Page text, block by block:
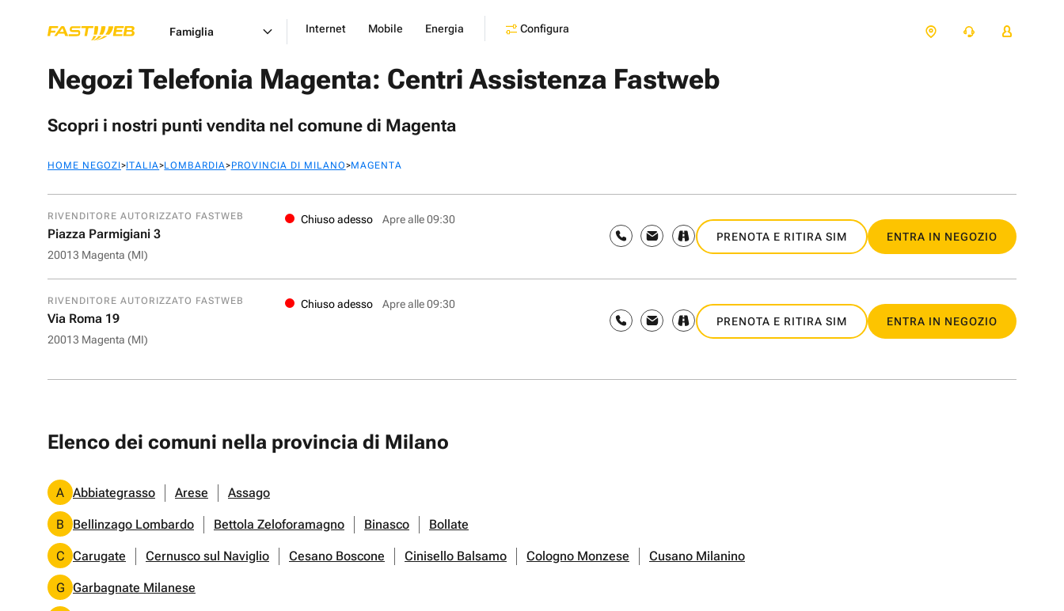
Famiglia Internet Mobile Energia Configura
Negozi Telefonia Magenta: Centri Assistenza Fastweb
Scopri i nostri punti vendita nel comune di Magenta
HOME NEGOZI>ITALIA>LOMBARDIA>PROVINCIA DI MILANO>MAGENTA
RIVENDITORE AUTORIZZATO FASTWEB
Piazza Parmigiani 3
20013 Magenta (MI)
Chiuso adesso
Apre alle 09:30
PRENOTA E RITIRA SIM
ENTRA IN NEGOZIO
RIVENDITORE AUTORIZZATO FASTWEB
Via Roma 19
20013 Magenta (MI)
Chiuso adesso
Apre alle 09:30
PRENOTA E RITIRA SIM
ENTRA IN NEGOZIO
Elenco dei comuni nella provincia di Milano
A Abbiategrasso Arese Assago
B Bellinzago Lombardo Bettola Zeloforamagno Binasco Bollate
C Carugate Cernusco sul Naviglio Cesano Boscone Cinisello Balsamo Cologno Monzese Cusano Milanino
G Garbagnate Milanese